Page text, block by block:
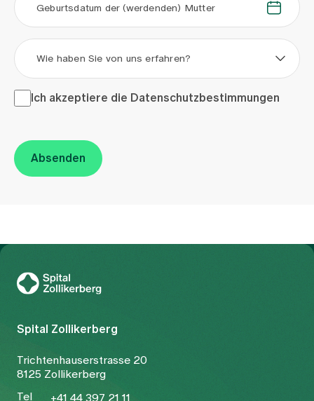
. .
Geburtsdatum der (werdenden) Mutter
Wie haben Sie von uns erfahren?
Ich akzeptiere die <a href="/de/datenschutzerklaerung"
Ich akzeptiere die Datenschutzbestimmungen
Absenden
Spital Zollikerberg
Trichtenhauserstrasse 20
8125 Zollikerberg
Tel
+41 44 397 21 11